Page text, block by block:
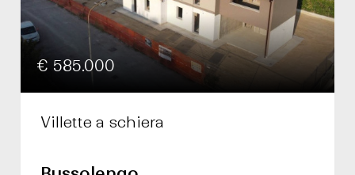
€ 585.000
Villette a schiera